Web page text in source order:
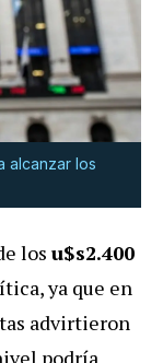
alcanzar los
los u$s2.400
ya que en
advirtieron